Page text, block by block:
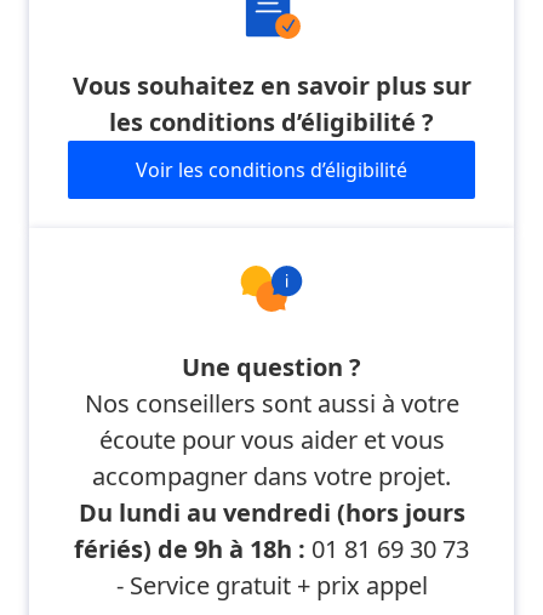
Vous souhaitez en savoir plus sur
les conditions d’éligibilité ?
Voir les conditions d’éligibilité
Une question ?
Nos conseillers sont aussi à votre
écoute pour vous aider et vous
accompagner dans votre projet.
Du lundi au vendredi (hors jours
fériés) de 9h à 18h : 01 81 69 30 73
- Service gratuit + prix appel